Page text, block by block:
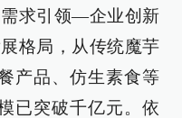
求引领—企业创新
格局，从传统魔芋
产品、仿生素食等
已突破千亿元。依